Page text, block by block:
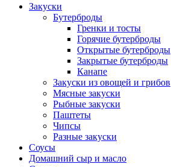
Закуски
Бутерброды
Гренки и тосты
Горячие бутерброды
Открытые бутерброды
Закрытые бутерброды
Канапе
Закуски из овощей и грибов
Мясные закуски
Рыбные закуски
Паштеты
Чипсы
Разные закуски
Соусы
Домашний сыр и масло